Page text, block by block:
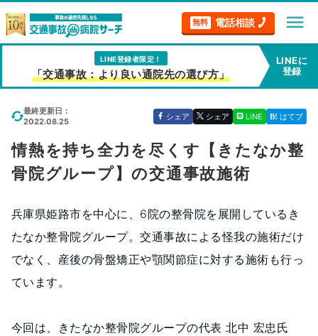
無料 電話相談 menu
LINE登録者限定！
「交通事故：より良い通院先の選び方」
LINEに
登録
最終更新日：
2022.08.25
シェア シェア LINE はてブ
情熱を持ち全力を尽くす【きたなか整
骨院グループ】の交通事故施術
兵庫県姫路市を中心に、6院の整骨院を展開しているき
たなか整骨院グループ。交通事故による怪我の施術だけ
でなく、産後の骨盤矯正や顎関節症に対する施術も行っ
ています。
今回は、きたなか整骨院グループの代表 北中 宏忠氏